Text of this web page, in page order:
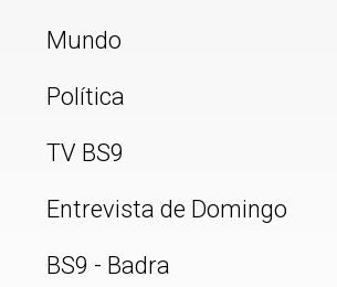
Mundo
Política
TV BS9
Entrevista de Domingo
BS9 - Badra